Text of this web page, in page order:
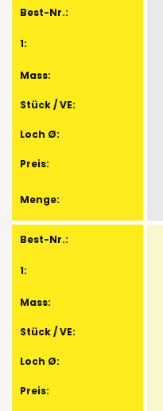
Produkte
Artikel